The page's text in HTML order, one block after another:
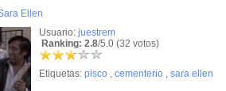
Ellen
Usuario: juestrem
Ranking: 2.8/5.0 (32 votos)
Etiquetas: pisco , cementerio , sara ellen